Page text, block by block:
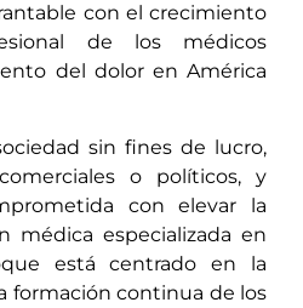
con el crecimiento
de los médicos
del dolor en América
sin fines de lucro,
o políticos, y
con elevar la
médica especializada en
está centrado en la
formación continua de los